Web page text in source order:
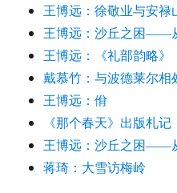
王博远：徐敬业与安禄
王博远：沙丘之困——
王博远：《礼部韵略》
戴慕竹：与波德莱尔相
王博远：佾
《那个春天》出版札记
王博远：沙丘之困——
蒋琦：大雪访梅岭